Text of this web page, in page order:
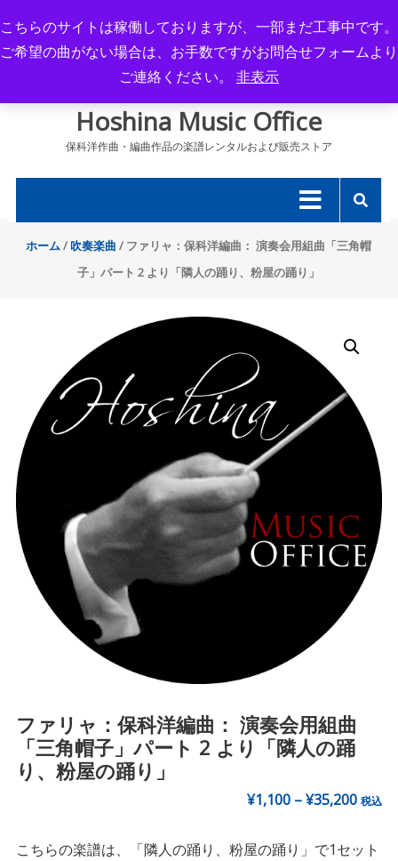
to
content
Hoshina Music Office
保科洋作曲・編曲作品の楽譜レンタルおよび販売ストア
ホーム/ 吹奏楽曲 / ファリャ：保科洋編曲： 演奏会用組曲「三角帽
子」パート 2 より「隣人の踊り、粉屋の踊り」
ファリャ：保科洋編曲： 演奏会用組曲
「三角帽子」パート 2 より「隣人の踊
り、粉屋の踊り」
¥1,100 –¥35,200 税込
こちらの楽譜は、「隣人の踊り、粉屋の踊り」で1セット
こちらのサイトは稼働しておりますが、一部まだ工事中です。
ご希望の曲がない場合は、お手数ですがお問合せフォームより
ご連絡ください。 非表示